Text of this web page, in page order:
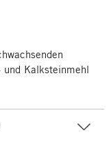
Kalksteinmehl